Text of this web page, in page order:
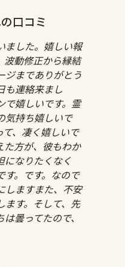
口コミ
ました。嬉しい報
波動修正から縁結
ジまでありがとう
も連絡来まし
で嬉しいです。霊
気持ち嬉しいで
て、凄く嬉しいで
た方が、彼もわか
になりたくなく
す。です。なので
しますまた、不安
ます。そして、先
曇ってたので、